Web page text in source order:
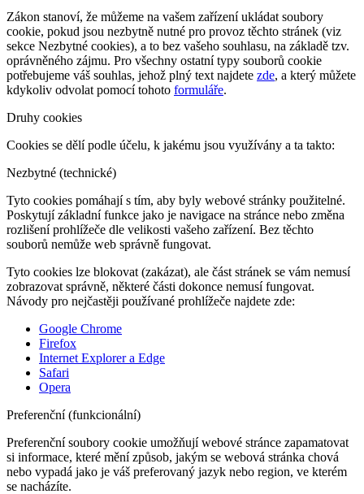
Zákon stanoví, že můžeme na vašem zařízení ukládat soubory
cookie, pokud jsou nezbytně nutné pro provoz těchto stránek (viz
sekce Nezbytné cookies), a to bez vašeho souhlasu, na základě tzv.
oprávněného zájmu. Pro všechny ostatní typy souborů cookie
potřebujeme váš souhlas, jehož plný text najdete zde, a který můžete
kdykoliv odvolat pomocí tohoto formuláře.
Druhy cookies
Cookies se dělí podle účelu, k jakému jsou využívány a ta takto:
Nezbytné (technické)
Tyto cookies pomáhají s tím, aby byly webové stránky použitelné.
Poskytují základní funkce jako je navigace na stránce nebo změna
rozlišení prohlížeče dle velikosti vašeho zařízení. Bez těchto
souborů nemůže web správně fungovat.
Tyto cookies lze blokovat (zakázat), ale část stránek se vám nemusí
zobrazovat správně, některé části dokonce nemusí fungovat.
Návody pro nejčastěji používané prohlížeče najdete zde:
Google Chrome
Firefox
Internet Explorer a Edge
Safari
Opera
Preferenční (funkcionální)
Preferenční soubory cookie umožňují webové stránce zapamatovat
si informace, které mění způsob, jakým se webová stránka chová
nebo vypadá jako je váš preferovaný jazyk nebo region, ve kterém
se nacházíte.